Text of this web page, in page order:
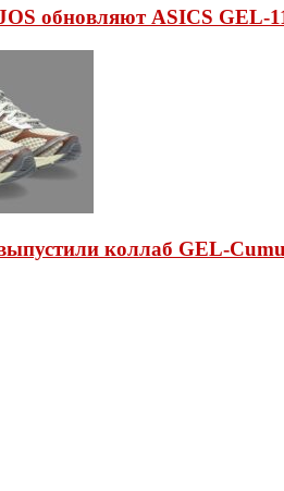
обновляют ASICS GEL-
коллаб GEL-